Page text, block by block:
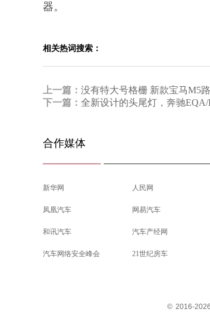
器。
相关热词搜索：
上一篇： 没有特大号格栅 新款宝马M5
下一篇： 全新设计的头尾灯，奔驰
合作媒体
新华网 人民网
凤凰汽车 网易汽车
和讯汽车 汽车产经网
汽车网络安全峰会 21世纪房车
© 2016-